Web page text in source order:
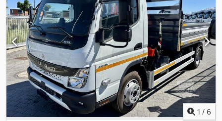
выпуска:2025, Оборудование:ABS, AdBlue, EBS (Электронная
тормозная система), USB-порт, Блютуз, Тахограф, ассистент
удержания полосы движения, блокировка дифференциала,
бортовой компьютер, гидроусилитель руля, кондиционер,
круиз-контроль, не курящий автомобиль, подушка
безопасности, полная сервисная история, прицепное
устройство, противотуманные фары, система контроля тяги,
система старт-стоп,
1 / 6